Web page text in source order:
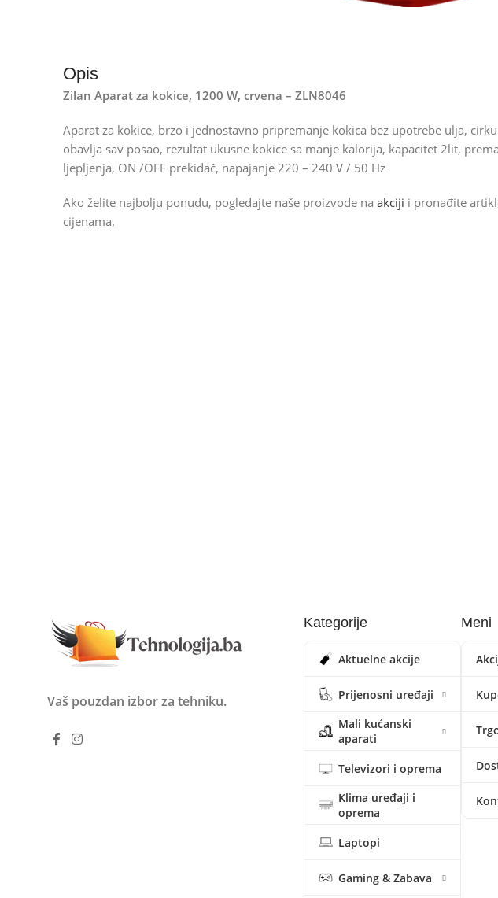
Opis
Zilan Aparat za kokice, 1200 W, crvena – ZLN8046
Aparat za kokice, brzo i jednostavno pripremanje kokica bez upotrebe ulja,
obavlja sav posao, rezultat ukusne kokice sa manje kalorija, kapacitet 2lit,
ljepljenja, ON /OFF prekidač, napajanje 220 – 240 V / 50 Hz
Ako želite najbolju ponudu, pogledajte naše proizvode na akciji i pronađite
cijenama.
Vaš pouzdan izbor za tehniku.
Kategorije
Aktuelne akcije
Prijenosni uređaji
Mali kućanski
aparati
Televizori i oprema
Klima uređaji i
oprema
Laptopi
Gaming & Zabava
Meni